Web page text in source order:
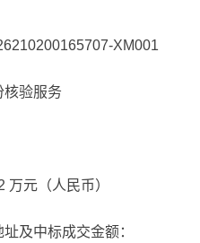
XM001
核验服务
万元（人民币）
及中标成交金额：